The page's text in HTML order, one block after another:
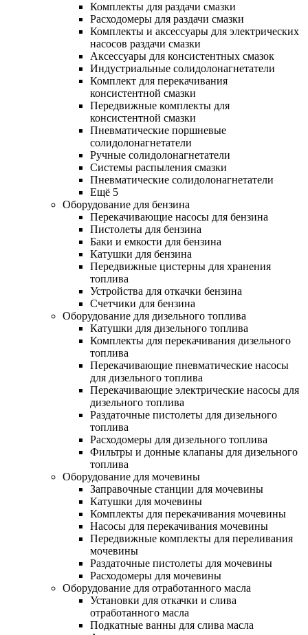
Комплекты для раздачи смазки
Расходомеры для раздачи смазки
Комплекты и аксессуары для электрических
насосов раздачи смазки
Аксессуары для консистентных смазок
Индустриальные солидолонагнетатели
Комплект для перекачивания
консистентной смазки
Передвижные комплекты для
консистентной смазки
Пневматические поршневые
солидолонагнетатели
Ручные солидолонагнетатели
Системы распыления смазки
Пневматические солидолонагнетатели
Ещё 5
Оборудование для бензина
Перекачивающие насосы для бензина
Пистолеты для бензина
Баки и емкости для бензина
Катушки для бензина
Передвижные цистерны для хранения
топлива
Устройства для откачки бензина
Счетчики для бензина
Оборудование для дизельного топлива
Катушки для дизельного топлива
Комплекты для перекачивания дизельного
топлива
Перекачивающие пневматические насосы
для дизельного топлива
Перекачивающие электрические насосы для
дизельного топлива
Раздаточные пистолеты для дизельного
топлива
Расходомеры для дизельного топлива
Фильтры и донные клапаны для дизельного
топлива
Оборудование для мочевины
Заправочные станции для мочевины
Катушки для мочевины
Комплекты для перекачивания мочевины
Насосы для перекачивания мочевины
Передвижные комплекты для переливания
мочевины
Раздаточные пистолеты для мочевины
Расходомеры для мочевины
Оборудование для отработанного масла
Установки для откачки и слива
отработанного масла
Подкатные ванны для слива масла